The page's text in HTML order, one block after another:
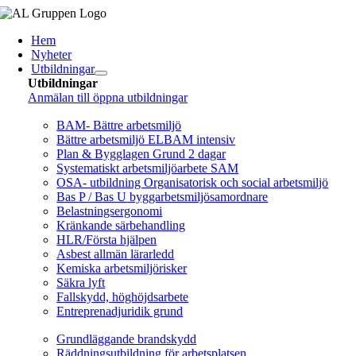
Fortsätt
innehållet
Hem
Nyheter
Utbildningar
Utbildningar
Anmälan till öppna utbildningar
BAM- Bättre arbetsmiljö
Bättre arbetsmiljö ELBAM intensiv
Plan & Bygglagen Grund 2 dagar
Systematiskt arbetsmiljöarbete SAM
OSA- utbildning Organisatorisk och social arbetsmiljö
Bas P / Bas U byggarbetsmiljösamordnare
Belastningsergonomi
Kränkande särbehandling
HLR/Första hjälpen
Asbest allmän lärarledd
Kemiska arbetsmiljörisker
Säkra lyft
Fallskydd, höghöjdsarbete
Entreprenadjuridik grund
Grundläggande brandskydd
Räddningsutbildning för arbetsplatsen